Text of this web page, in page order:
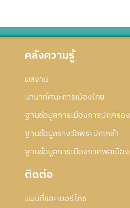
ย
น
คลังความรู้
ผลงาน
นานาทัศนะการเมืองไทย
ฐานข้อมูลการเมืองการปกครอง
ฐานข้อมูลรางวัลพระปกเกล้า
ฐานข้อมูลการเมืองภาคพลเมือง
ติดต่อ
แผนที่และเบอร์โทร